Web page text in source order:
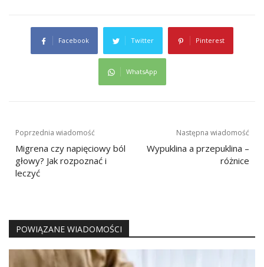
Facebook Twitter Pinterest
WhatsApp
Nawigacja
wpisu
Poprzednia wiadomość
Migrena czy napięciowy ból
głowy? Jak rozpoznać i
leczyć
Następna wiadomość
Wypuklina a przepuklina –
różnice
POWIĄZANE WIADOMOŚCI